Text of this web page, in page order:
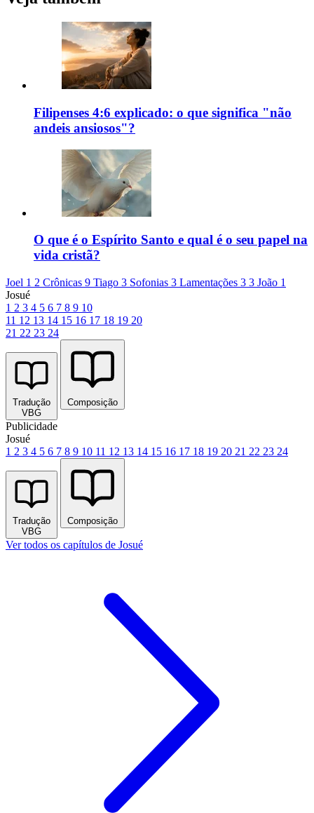
Filipenses 4:6 explicado: o que significa "não
andeis ansiosos"?
O que é o Espírito Santo e qual é o seu papel na
vida cristã?
Joel 1 2 Crônicas 9 Tiago 3 Sofonias 3 Lamentações 3 3 João 1
Josué
1 2 3 4 5 6 7 8 9 10
11 12 13 14 15 16 17 18 19 20
21 22 23 24
Tradução
VBG
Composição
Publicidade
Josué
1 2 3 4 5 6 7 8 9 10 11 12 13 14 15 16 17 18 19 20 21 22 23 24
Tradução
VBG
Composição
Ver todos os capítulos de Josué